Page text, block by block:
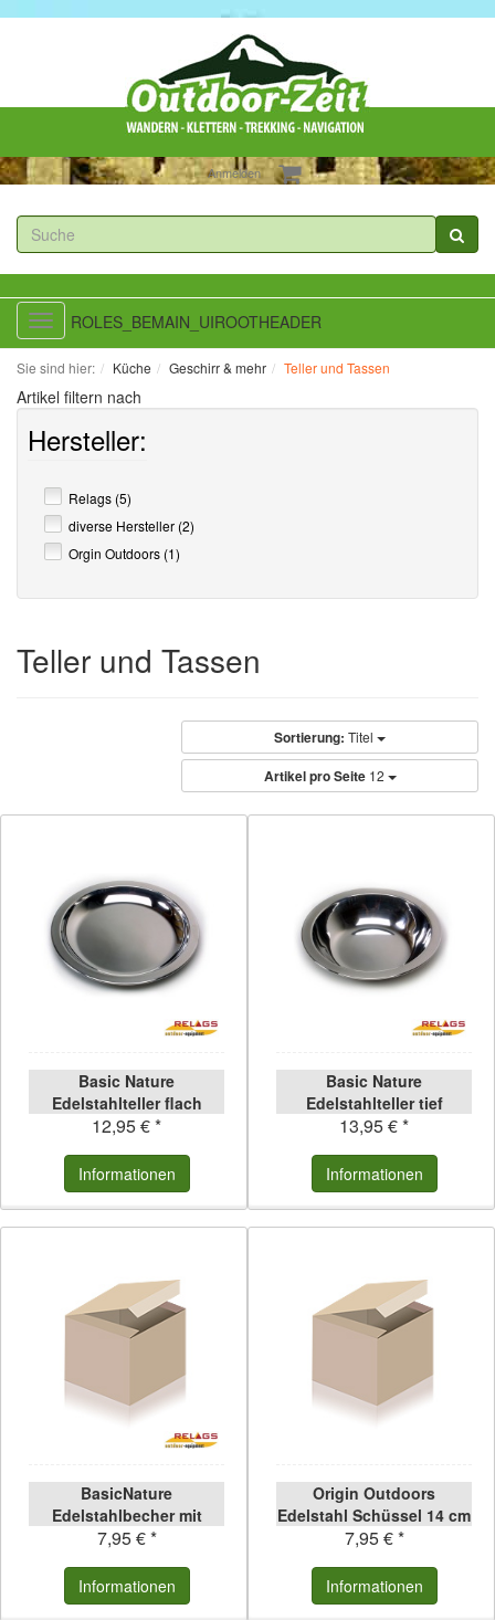
Anmelden
Toggle
navigation
ROLES_BEMAIN_UIROOTHEADER
Sie sind hier: Küche Geschirr & mehr Teller und Tassen
Artikel filtern nach
Hersteller:
Relags (5)
diverse Hersteller (2)
Orgin Outdoors (1)
Teller und Tassen
Sortierung: Titel
Artikel pro Seite 12
Basic Nature
Edelstahlteller flach
12,95 € *
Informationen
Basic Nature
Edelstahlteller tief
13,95 € *
Informationen
BasicNature
Edelstahlbecher mit
Karabiner 300 ml 300 ml
7,95 € *
Informationen
Origin Outdoors
Edelstahl Schüssel 14 cm
14 cm
7,95 € *
Informationen